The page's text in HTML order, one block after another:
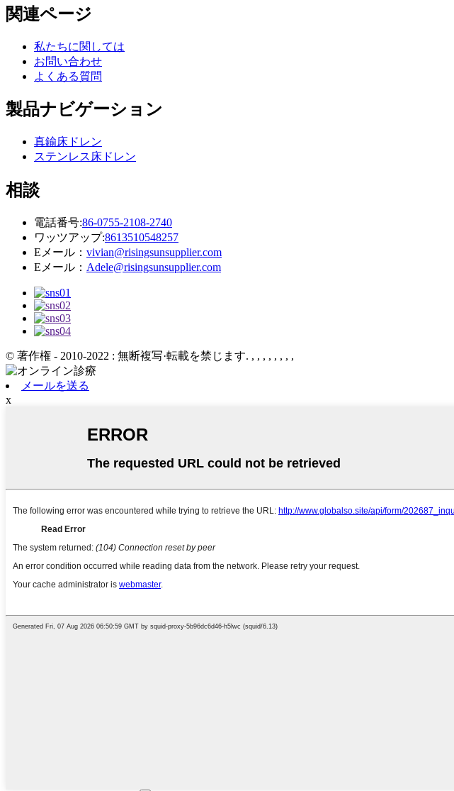
関連ページ
私たちに関しては
お問い合わせ
よくある質問
製品ナビゲーション
真鍮床ドレン
ステンレス床ドレン
相談
電話番号:86-0755-2108-2740
ワッツアップ:8613510548257
Eメール： vivian@risingsunsupplier.com
Eメール： Adele@risingsunsupplier.com
© 著作権 - 2010-2022 : 無断複写·転載を禁じます. , , , , , , , ,
メールを送る
x